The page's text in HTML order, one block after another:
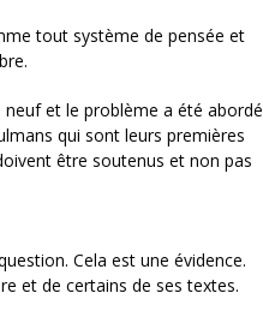
tout système de pensée et
et le problème a été abordé
qui sont leurs premières
être soutenus et non pas
Cela est une évidence.
et de certains de ses textes.